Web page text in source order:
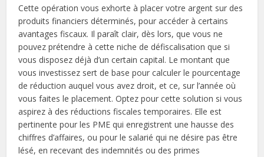
Cette opération vous exhorte à placer votre argent sur des
produits financiers déterminés, pour accéder à certains
avantages fiscaux. Il paraît clair, dès lors, que vous ne
pouvez prétendre à cette niche de défiscalisation que si
vous disposez déjà d’un certain capital. Le montant que
vous investissez sert de base pour calculer le pourcentage
de réduction auquel vous avez droit, et ce, sur l’année où
vous faites le placement. Optez pour cette solution si vous
aspirez à des réductions fiscales temporaires. Elle est
pertinente pour les PME qui enregistrent une hausse des
chiffres d’affaires, ou pour le salarié qui ne désire pas être
lésé, en recevant des indemnités ou des primes